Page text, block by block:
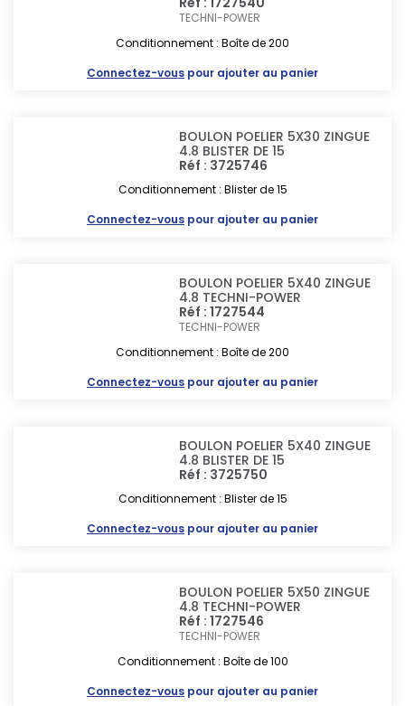
TECHNI-POWER
Conditionnement : Boîte de 200
Connectez-vous pour ajouter au panier
BOULON POELIER 5X30 ZINGUE
4.8 BLISTER DE 15
Réf : 3725746
Conditionnement : Blister de 15
Connectez-vous pour ajouter au panier
BOULON POELIER 5X40 ZINGUE
4.8 TECHNI-POWER
Réf : 1727544
TECHNI-POWER
Conditionnement : Boîte de 200
Connectez-vous pour ajouter au panier
BOULON POELIER 5X40 ZINGUE
4.8 BLISTER DE 15
Réf : 3725750
Conditionnement : Blister de 15
Connectez-vous pour ajouter au panier
BOULON POELIER 5X50 ZINGUE
4.8 TECHNI-POWER
Réf : 1727546
TECHNI-POWER
Conditionnement : Boîte de 100
Connectez-vous pour ajouter au panier